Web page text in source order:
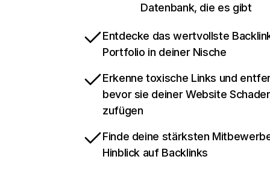
Datenbank, die es gibt
Entdecke das wertvollste
Portfolio in deiner Nische
Erkenne toxische Links und
bevor sie deiner Website
zufügen
Finde deine stärksten
Hinblick auf Backlinks